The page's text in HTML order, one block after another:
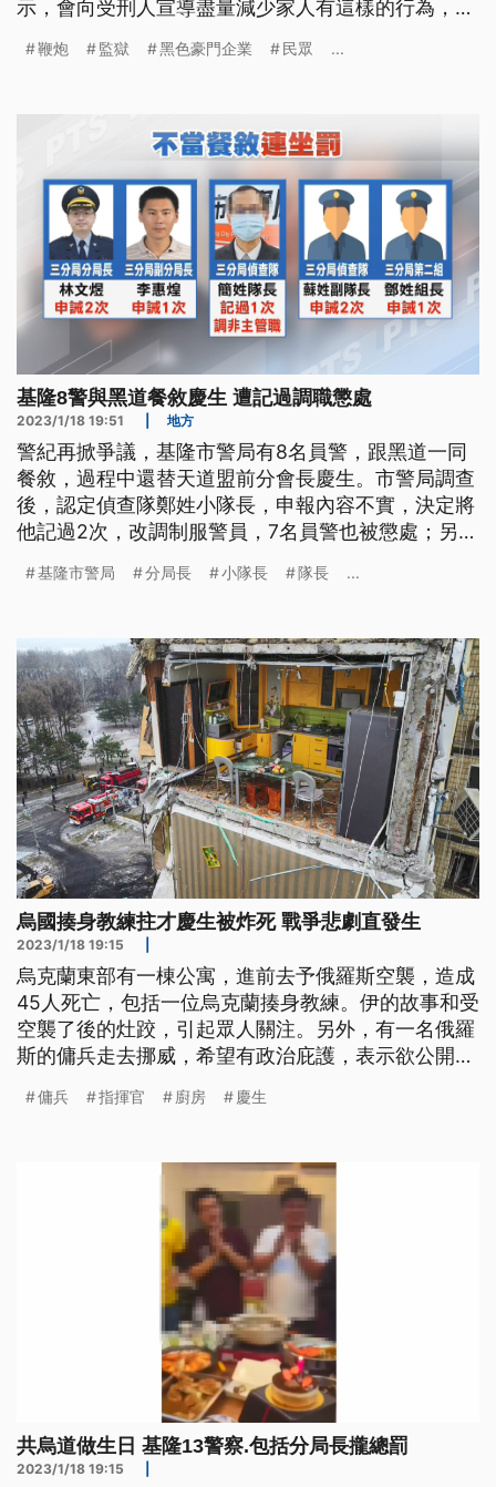
示，會向受刑人宣導盡量減少家人有這樣的行為，後
鞭炮 監獄 黑色豪門企業 民眾 ...
基隆8警與黑道餐敘慶生 遭記過調職懲處
2023/1/18 19:51 地方
警紀再掀爭議，基隆市警局有8名員警，跟黑道一同
餐敘，過程中還替天道盟前分會長慶生。市警局調查
後，認定偵查隊鄭姓小隊長，申報內容不實，決定將
他記過2次，改調制服警員，7名員警也被懲處；另外
隆市長謝國樑強調，警察跟黑道間要更有分際。
基隆市警局 分局長 小隊長 隊長 ...
烏國揍身教練拄才慶生被炸死 戰爭悲劇直發生
2023/1/18 19:15
烏克蘭東部有一棟公寓，進前去予俄羅斯空襲，造成
45人死亡，包括一位烏克蘭揍身教練。伊的故事和受
空襲了後的灶跤，引起眾人關注。另外，有一名俄羅
斯的傭兵走去挪威，希望有政治庇護，表示欲公開俄
文。）
傭兵 指揮官 廚房 慶生
共烏道做生日 基隆13警察.包括分局長攏總罰
2023/1/18 19:15